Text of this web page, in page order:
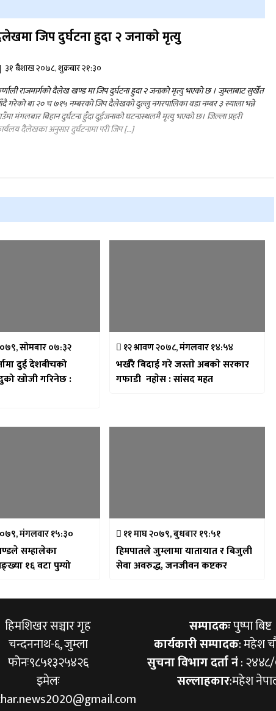
जिप दुर्घटना हुदा २ जनाकाे मृत्युु
३१ बैशाख २०७८, शुक्रबार २१:३०
राजमार्गकाे दैलेख खण्ड मा जिप दुर्घटना हुदा २ जनाकाे मृत्यु भएकाे छ । जुम्लाबाट सुर्खेत
गरेकाे बा २० च ७१५ नम्बरको जिप दैलेखको दुल्लु नगरपालिका वडा नम्बर ३ स्याला भन्ने
मंगलबार बिहान दुर्घटना हुँदा दुईजनाको घटनास्थलमै मृत्यु भएको छ। जिल्ला प्रहरी
दैलेखका अनुसार दुर्घटनामा परी जिप […]
सोमबार ०७:३२
दुई देशबीचको
खोजी गरिनेछ :
१२ श्रावण २०७८, मंगलवार १४:५४
भर्खरै बिदाई गरे जस्ताे अबकाे सरकार
गफाडी नहाेस : सांसद महत
मंगलवार १५:३०
सम्हालेका
१६ वटा पुग्यो
११ माघ २०७९, बुधबार १९:५१
हिमपातले जुम्लामा यातायात र बिजुली
सेवा अवरुद्ध, जनजीवन कष्टकर
हिमशिखर सञ्चार गृह
चन्दननाथ-६, जुम्ला
फोनः९८५१३२५४२६
इमेलः
सम्पादकःपुष्पा बिष्ट
कार्यकारी सम्पादक: महेश
सुचना विभाग दर्ता नं:
सल्लाहकार:महेश